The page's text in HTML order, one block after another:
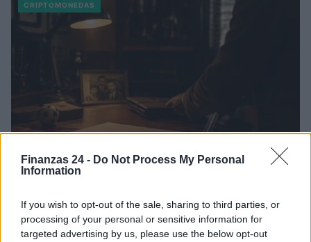
Finanzas 24 - Do Not Process My Personal
Information
If you wish to opt-out of the sale, sharing to third parties, or
processing of your personal or sensitive information for
targeted advertising by us, please use the below opt-out
CRIPTOMONEDAS
El Papel Clave de Jorge Messi en la Carrera y Negocios de
Lionel Messi
Lucía Herrera · 9 Ago 2026